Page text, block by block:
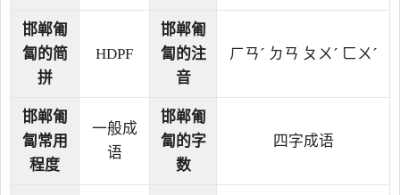
邯郸匍
匐的简
拼
HDPF
邯郸匍
匐的注
音
ㄏㄢˊ ㄉㄢ ㄆㄨˊ ㄈㄨˊ
邯郸匍
匐常用
程度
一般成
语
邯郸匍
匐的字
数
四字成语